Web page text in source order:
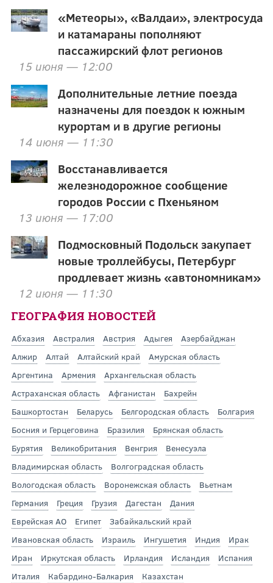
«Метеоры», «Валдаи», электросуда
и катамараны пополняют
пассажирский флот регионов
15 июня — 12:00
Дополнительные летние поезда
назначены для поездок к южным
курортам и в другие регионы
14 июня — 11:30
Восстанавливается
железнодорожное сообщение
городов России с Пхеньяном
13 июня — 17:00
Подмосковный Подольск закупает
новые троллейбусы, Петербург
продлевает жизнь «автономникам»
12 июня — 11:30
ГЕОГРАФИЯ НОВОСТЕЙ
Абхазия Австралия Австрия Адыгея
Азербайджан
Алжир
Алтай Алтайский край
Амурская область
Аргентина
Армения
Архангельская область
Астраханская область
Афганистан
Бахрейн
Башкортостан
Беларусь Белгородская область
Болгария
Босния и Герцеговина
Бразилия
Брянская область
Бурятия
Великобритания Венгрия
Венесуэла
Владимирская область
Волгоградская область
Вологодская область
Воронежская область
Вьетнам
Германия
Греция Грузия Дагестан
Дания
Еврейская АО
Египет
Забайкальский край
Ивановская область
Израиль Ингушетия Индия
Ирак
Иран
Иркутская область Ирландия Исландия
Испания
Италия
Кабардино-Балкария
Казахстан